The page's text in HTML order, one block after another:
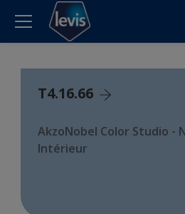
T4.16.66
AkzoNobel Color Studio -
Intérieur